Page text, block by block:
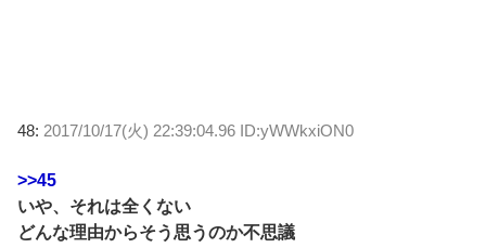
48: 2017/10/17(火) 22:39:04.96 ID:yWWkxiON0
>>45
いや、それは全くない
どんな理由からそう思うのか不思議